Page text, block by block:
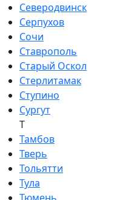
Северодвинск
Серпухов
Сочи
Ставрополь
Старый Оскол
Стерлитамак
Ступино
Сургут
Т
Тамбов
Тверь
Тольятти
Тула